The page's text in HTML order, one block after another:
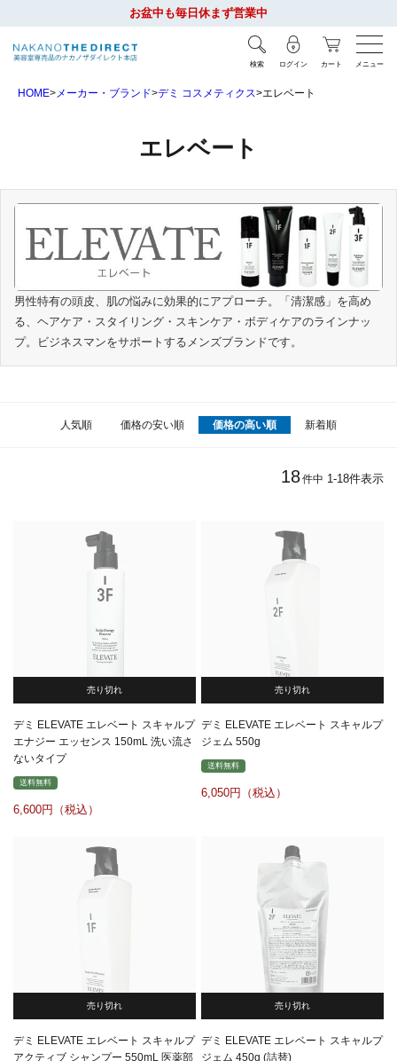
お盆中も毎日休まず営業中
検索 ログイン カート メニュー
HOME メーカー・ブランド デミ コスメティクス エレベート
エレベート
男性特有の頭皮、肌の悩みに効果的にアプローチ。「清潔感」を高め
る、ヘアケア・スタイリング・スキンケア・ボディケアのラインナッ
プ。ビジネスマンをサポートするメンズブランドです。
人気順 価格の安い順 価格の高い順 新着順
18件中 1 -18件表示
売り切れ
デミ ELEVATE エレベート スキャルプ
エナジー エッセンス 150mL 洗い流さ
ないタイプ
送料無料
6,600
売り切れ
デミ ELEVATE エレベート スキャルプ
ジェム 550g
送料無料
6,050
売り切れ
デミ ELEVATE エレベート スキャルプ
アクティブ シャンプー 550mL 医薬部
売り切れ
デミ ELEVATE エレベート スキャルプ
ジェム 450g (詰替)